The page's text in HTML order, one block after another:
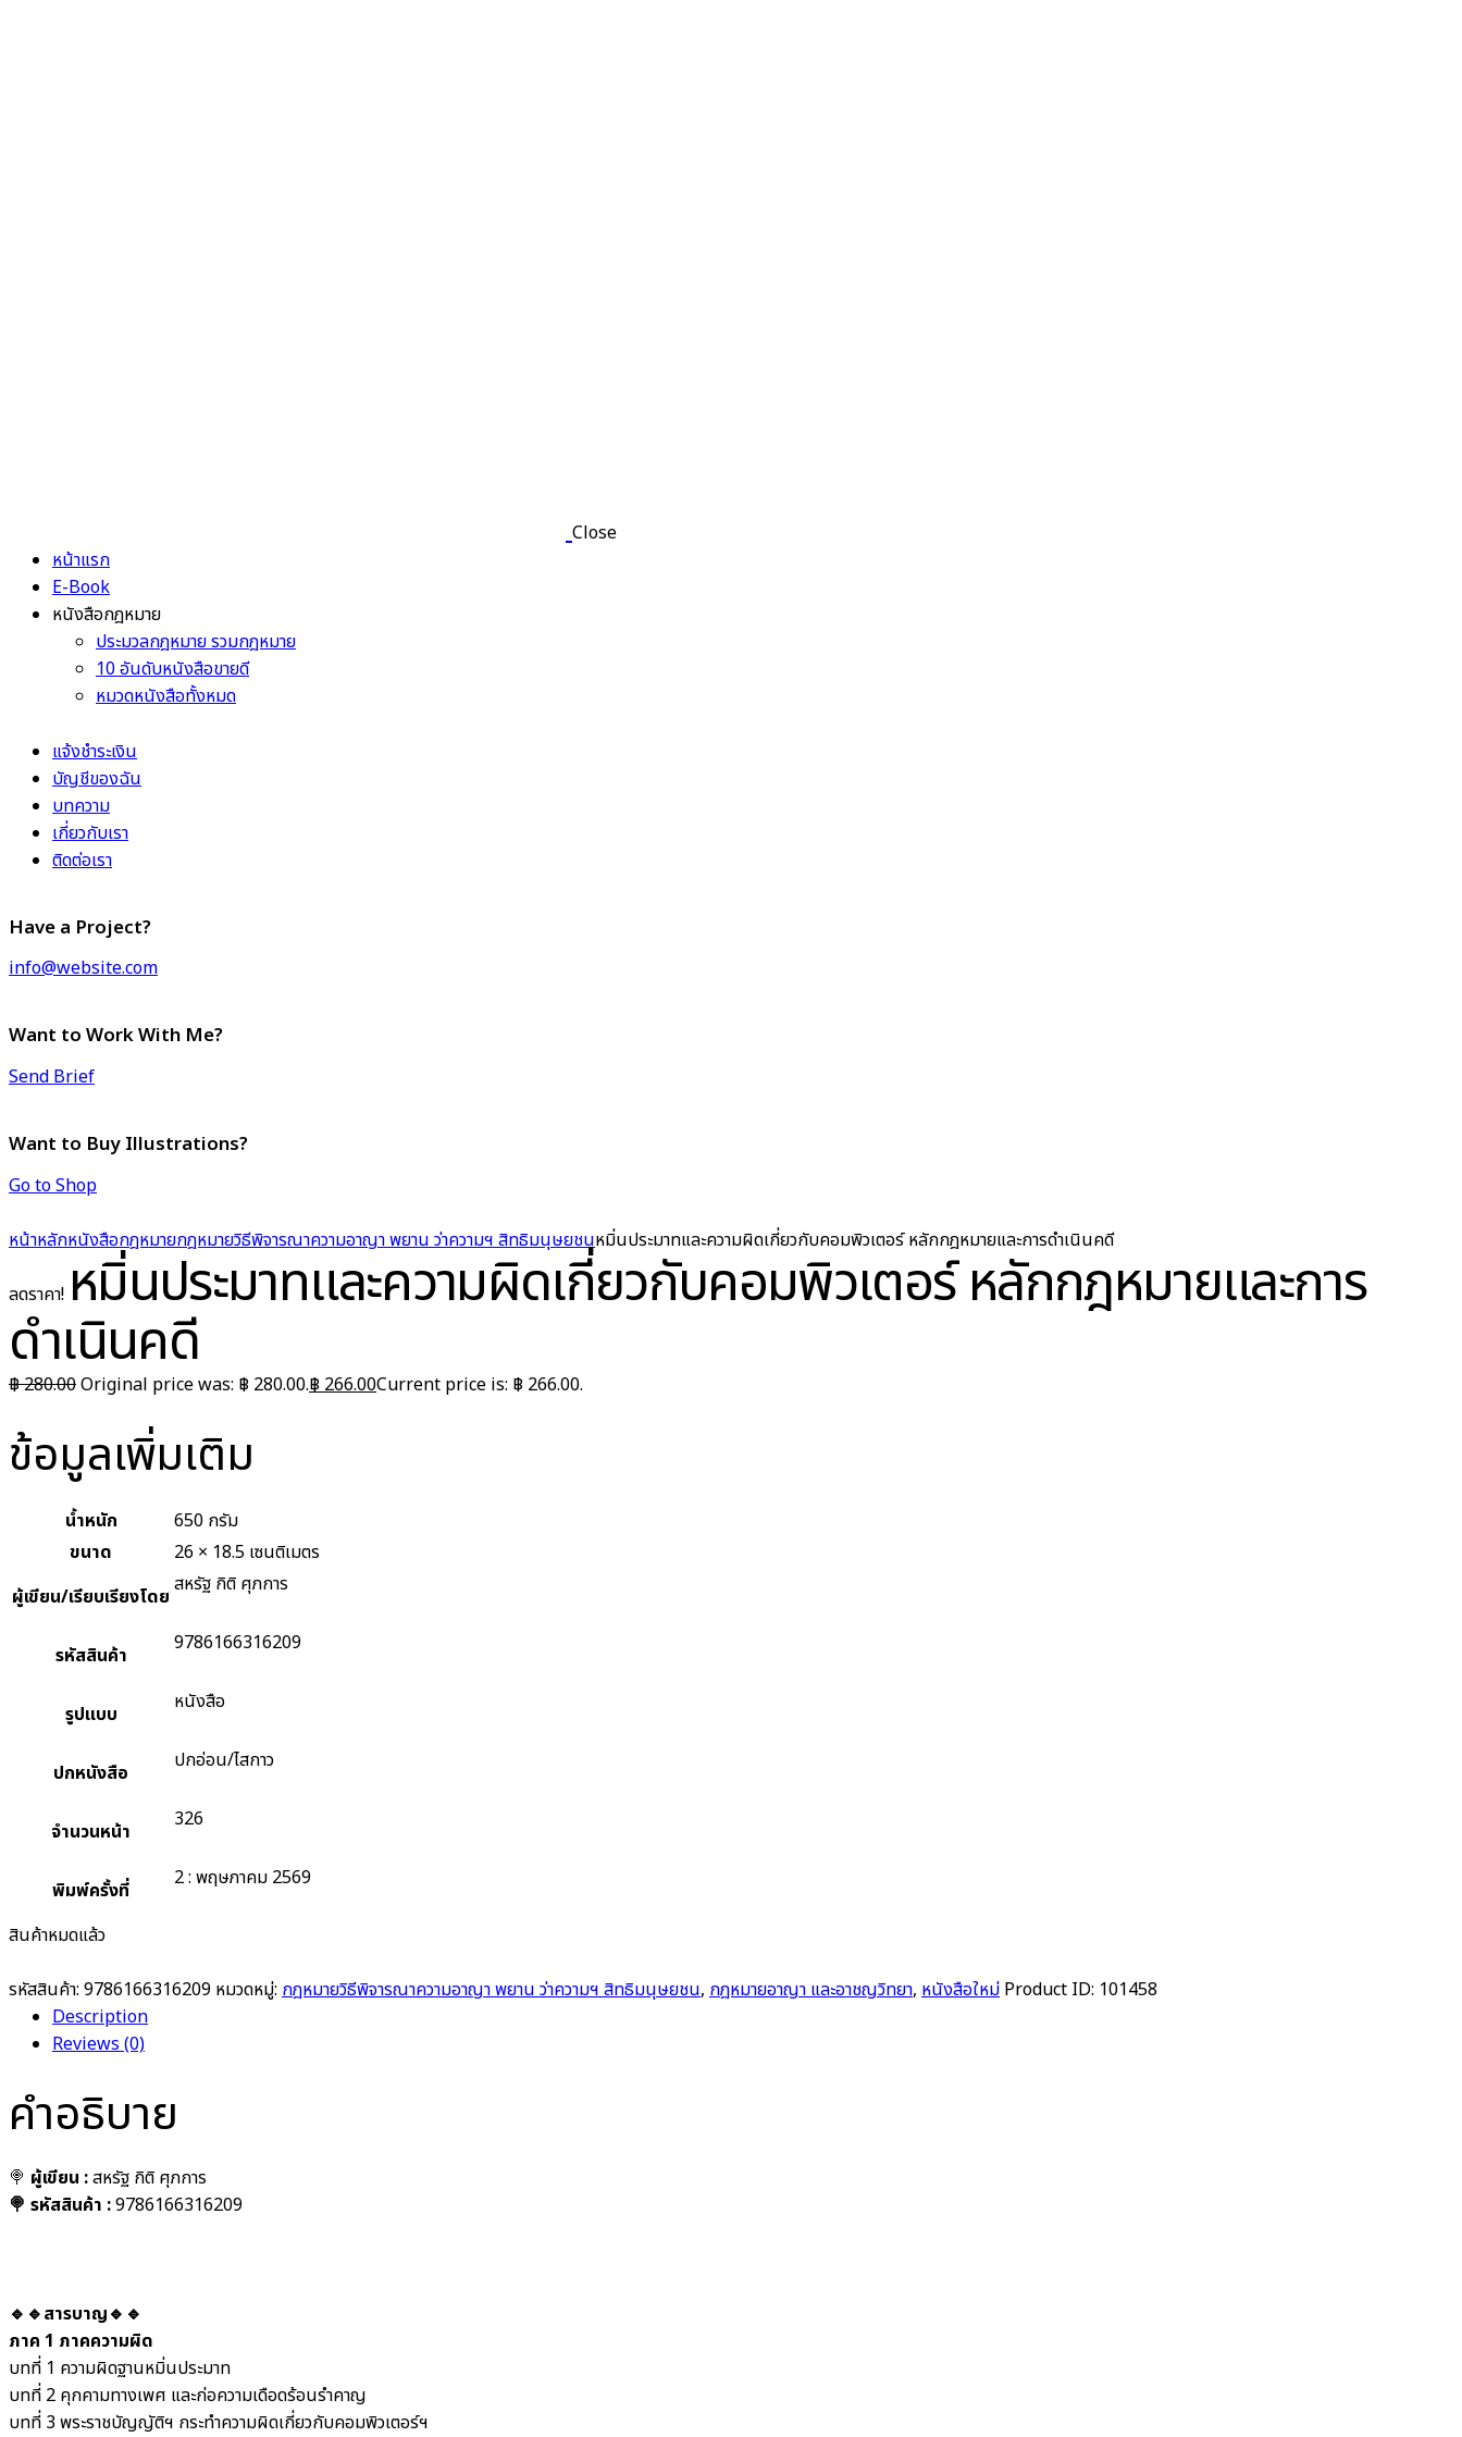
Close
หน้าแรก
E-Book
หนังสือกฎหมาย
ประมวลกฎหมาย รวมกฎหมาย
10 อันดับหนังสือขายดี
หมวดหนังสือทั้งหมด
แจ้งชำระเงิน
บัญชีของฉัน
บทความ
เกี่ยวกับเรา
ติดต่อเรา
Have a Project?
info@website.com
Want to Work With Me?
Send Brief
Want to Buy Illustrations?
Go to Shop
หน้าหลักหนังสือกฎหมายกฎหมายวิธีพิจารณาความอาญา พยาน ว่าความฯ สิทธิมนุษยชนหมิ่นประมาทและความผิดเกี่ยวกับคอมพิวเตอร์ หลักกฎหมายและการดำเนินคดี
ลดราคา! หมิ่นประมาทและความผิดเกี่ยวกับคอมพิวเตอร์ หลักกฎหมายและการ
ดำเนินคดี
฿280.00Original price was: ฿ 280.00.฿ 266.00Current price is: ฿ 266.00.
ข้อมูลเพิ่มเติม
น้ำหนัก
650 กรัม
ขนาด
26 × 18.5 เซนติเมตร
ผู้เขียน/เรียบเรียงโดย สหรัฐ กิติ ศุภการ
รหัสสินค้า 9786166316209
รูปแบบ หนังสือ
ปกหนังสือ ปกอ่อน/ไสกาว
จำนวนหน้า 326
พิมพ์ครั้งที่ 2 : พฤษภาคม 2569
สินค้าหมดแล้ว
รหัสสินค้า: 9786166316209 หมวดหมู่: กฎหมายวิธีพิจารณาความอาญา พยาน ว่าความฯ สิทธิมนุษยชน, กฎหมายอาญา และอาชญวิทยา, หนังสือใหม่ Product ID: 101458
Description
Reviews (0)
คำอธิบาย
🍭 ผู้เขียน :สหรัฐ กิติ ศุภการ
🍭 รหัสสินค้า :9786166316209
🔹🔹สารบาญ🔹🔹
ภาค 1 ภาคความผิด
บทที่ 1 ความผิดฐานหมิ่นประมาท
บทที่ 2 คุกคามทางเพศ และก่อความเดือดร้อนรำคาญ
บทที่ 3 พระราชบัญญัติฯ กระทำความผิดเกี่ยวกับคอมพิวเตอร์ฯ